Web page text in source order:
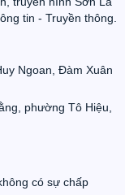
tin - Truyền thông.
Ngoan, Đàm Xuân
phường Tô Hiệu,
có sự chấp